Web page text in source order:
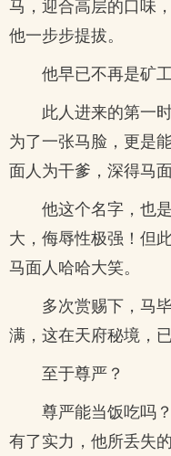
他一步步提拔。
他早已不再是矿
此人进来的第一
为了一张马脸，更是
面人为干爹，深得马面
他这个名字，也
大，侮辱性极强！但
马面人哈哈大笑。
多次赏赐下，马
满，这在天府秘境，
至于尊严？
尊严能当饭吃吗
有了实力，他所丢失